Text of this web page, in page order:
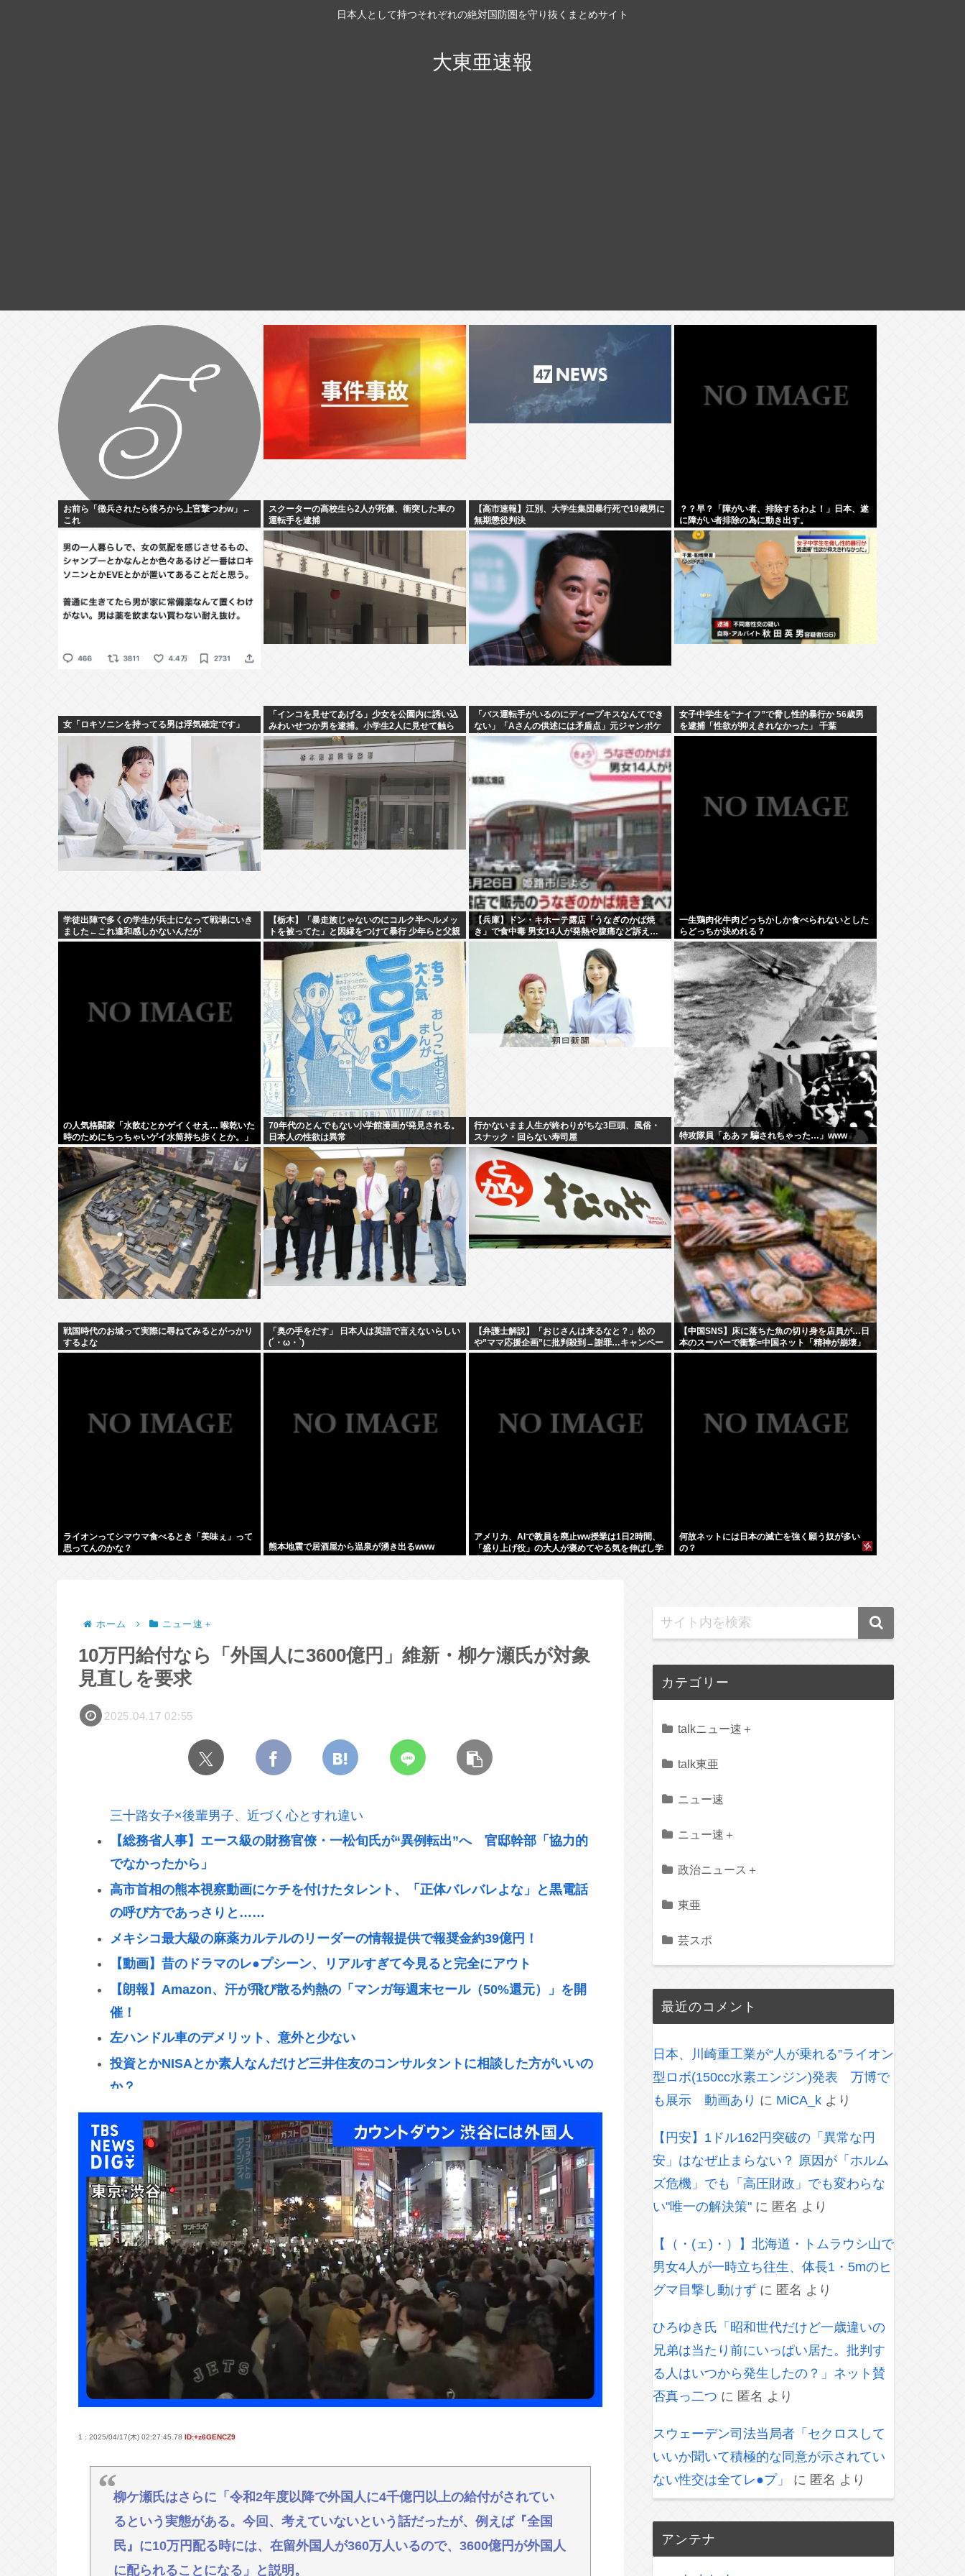
日本人として持つそれぞれの絶対国防圏を守り抜くまとめサイト
大東亜速報
お前ら「徴兵されたら後ろから上官撃つわw」←
これ
スクーターの高校生ら2人が死傷、衝突した車の
運転手を逮捕
【高市速報】江別、大学生集団暴行死で19歳男に
無期懲役判決
？？早？「障がい者、排除するわよ！」日本、遂
に障がい者排除の為に動き出す。
女「ロキソニンを持ってる男は浮気確定です」
「インコを見せてあげる」少女を公園内に誘い込
みわいせつか男を逮捕。小学生2人に見せて触ら
せる
「バス運転手がいるのにディープキスなんてでき
ない」「Aさんの供述には矛盾点」元ジャンポケ
斉藤慎二側が主張した「同意があった」理由
女子中学生を”ナイフ”で脅し性的暴行か 56歳男
を逮捕「性欲が抑えきれなかった」 千葉
学徒出陣で多くの学生が兵士になって戦場にいき
ました←これ違和感しかないんだが
【栃木】「暴走族じゃないのにコルク半ヘルメッ
トを被ってた」と因縁をつけて暴行 少年らと父親
を傷害の疑いで逮捕
【兵庫】ドン・キホーテ露店「うなぎのかば焼
き」で食中毒 男女14人が発熱や腹痛など訴え…
サルモネラ属の菌検出
一生鶏肉化牛肉どっちかしか食べられないとした
らどっちか決めれる？
の人気格闘家「水飲むとかゲイくせえ… 喉乾いた
時のためにちっちゃいゲイ水筒持ち歩くとか。」
70年代のとんでもない小学館漫画が発見される。
日本人の性欲は異常
行かないまま人生が終わりがちな3巨頭、風俗・
スナック・回らない寿司屋
特攻隊員「ああァ 騙されちゃった…」www
戦国時代のお城って実際に尋ねてみるとがっかり
するよな
「奥の手をだす」 日本人は英語で言えないらしい
(´・ω・`)
【弁護士解説】「おじさんは来るなと？」松の
や”ママ応援企画”に批判殺到→謝罪…キャンペー
ンは「男女差別」だったのか
【中国SNS】床に落ちた魚の切り身を店員が…日
本のスーパーで衝撃=中国ネット「精神が崩壊」
「普通じゃない？」
ライオンってシマウマ食べるとき「美味ぇ」って
思ってんのかな？
熊本地震で居酒屋から温泉が湧き出るwww
アメリカ、AIで教員を廃止ww授業は1日2時間、
「盛り上げ役」の大人が褒めてやる気を伸ばし学
何故ネットには日本の滅亡を強く願う奴が多い
の？
ホーム ニュー速＋
10万円給付なら「外国人に3600億円」維新・柳ケ瀬氏が対象
見直しを要求
2025.04.17 02:55
三十路女子×後輩男子、近づく心とすれ違い
【総務省人事】エース級の財務官僚・一松旬氏が“異例転出”へ 官邸幹部「協力的
でなかったから」
高市首相の熊本視察動画にケチを付けたタレント、「正体バレバレよな」と黒電話
の呼び方であっさりと……
メキシコ最大級の麻薬カルテルのリーダーの情報提供で報奨金約39億円！
【動画】昔のドラマのレ●プシーン、リアルすぎて今見ると完全にアウト
【朗報】Amazon、汗が飛び散る灼熱の「マンガ毎週末セール（50%還元）」を開
催！
左ハンドル車のデメリット、意外と少ない
投資とかNISAとか素人なんだけど三井住友のコンサルタントに相談した方がいいの
か？
「ベトナム人5人が高齢女性救出」報道にSNS「ウソ」投稿相次ぐ→名誉毀損となる
可能性は？
「パプリカ」とかいうカルトアニメ映画やってるんだけど見とくべき？
エリート医師が未成年の少女を酔わせて性的暴行疑いで逮捕…「SNSで二刀流を自
画自賛」の素顔
【画像】コミケのインタビュー、とんでもない逸材が登場www
【Pickup07092041】
58歳芸人、高市早苗首相の熊本視察動画に「北朝鮮の記録映画かと思いました」
【悲報】上沼恵美子ブチギレ「簡単にそうめん作れ言うけど、そうめん作りて地獄
なんよ」
ライチュウ「ピチューとピカチュウより圧倒的に強いですwww」←こいつが不人気
「片親の女だけはやめとけ」という風潮、広まりつつある
1 : 2025/04/17(木) 02:27:45.78 ID:+z6GENCZ9
柳ケ瀬氏はさらに「令和2年度以降で外国人に4千億円以上の給付がされてい
るという実態がある。今回、考えていないという話だったが、例えば『全国
民』に10万円配る時には、在留外国人が360万人いるので、3600億円が外国人
に配られることになる」と説明。
カテゴリー
talkニュー速＋
talk東亜
ニュー速
ニュー速＋
政治ニュース＋
東亜
芸スポ
最近のコメント
日本、川崎重工業が“人が乗れる”ライオン
型ロボ(150cc水素エンジン)発表 万博で
も展示 動画あり に MiCA_k より
【円安】1ドル162円突破の「異常な円
安」はなぜ止まらない？ 原因が「ホルム
ズ危機」でも「高圧財政」でも変わらな
い"唯一の解決策" に 匿名 より
【（・(ェ)・）】北海道・トムラウシ山で
男女4人が一時立ち往生、体長1・5mのヒ
グマ目撃し動けず に 匿名 より
ひろゆき氏「昭和世代だけど一歳違いの
兄弟は当たり前にいっぱい居た。批判す
る人はいつから発生したの？」ネット賛
否真っ二つ に 匿名 より
スウェーデン司法当局者「セクロスして
いいか聞いて積極的な同意が示されてい
ない性交は全てレ●プ」
に 匿名 より
アンテナ